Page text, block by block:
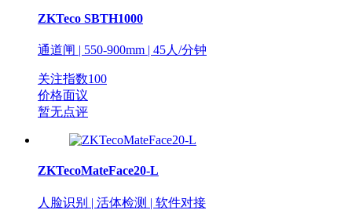
ZKTeco SBTH1000
通道闸 | 550-900mm | 45人/分钟
关注指数100
价格面议
暂无点评
ZKTecoMateFace20-L
人脸识别 | 活体检测 | 软件对接